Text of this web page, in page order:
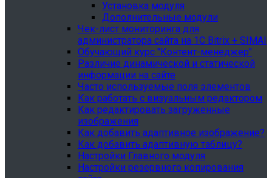
Установка модуля
Дополнительные модули
Чек-лист мониторинга для
администратора сайта на 1С Bitrix + SIMAI
Обучающий курс "Контент-менеджер"
Различие динамической и статической
информации на сайте
Часто используемые поля элементов
Как работать с визуальным редактором
Как редактировать загруженные
изображения
Как добавить адаптивное изображение?
Как добавить адаптивную таблицу?
Настройки Главного модуля
Настройки резервного копирования